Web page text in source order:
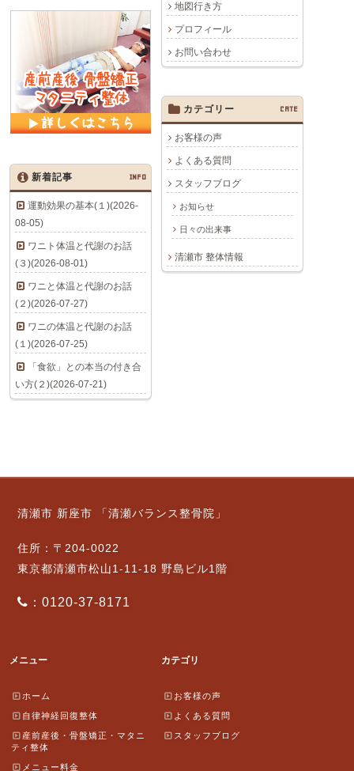
地図行き方
プロフィール
お問い合わせ
カテゴリー CATE
お客様の声
よくある質問
スタッフブログ
お知らせ
日々の出来事
清瀬市 整体情報
新着記事 INFO
運動効果の基本(１)(2026-
08-05)
ワニト体温と代謝のお話
(３)(2026-08-01)
ワニと体温と代謝のお話
(２)(2026-07-27)
ワニの体温と代謝のお話
(１)(2026-07-25)
「食欲」との本当の付き合
い方(２)(2026-07-21)
清瀬市 新座市 「清瀬バランス整骨院」
住所：〒204-0022
東京都清瀬市松山1-11-18 野島ビル1階
：0120-37-8171
メニュー
ホーム
自律神経回復整体
産前産後・骨盤矯正・マタニ
ティ整体
メニュー料金
カテゴリ
お客様の声
よくある質問
スタッフブログ